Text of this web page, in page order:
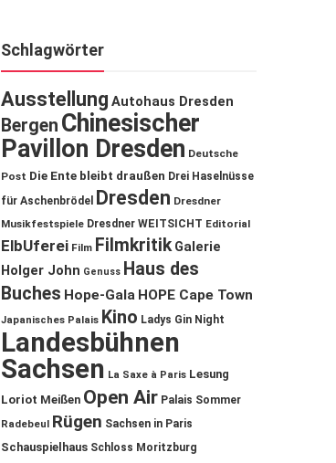
Schlagwörter
Ausstellung Autohaus Dresden
Bergen Chinesischer
Pavillon Dresden Deutsche
Post Die Ente bleibt draußen Drei Haselnüsse
für Aschenbrödel
Dresden Dresdner
Musikfestspiele Dresdner WEITSICHT Editorial
ElbUferei Film Filmkritik Galerie
Holger John Genuss Haus des
Buches Hope-Gala HOPE Cape Town
Japanisches Palais Kino Ladys Gin Night
Landesbühnen
Sachsen La Saxe à Paris Lesung
Loriot Meißen Open Air Palais Sommer
Radebeul Rügen Sachsen in Paris
Schauspielhaus Schloss Moritzburg